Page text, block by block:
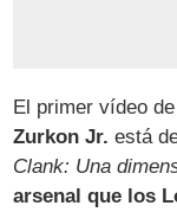
El primer vídeo
Zurkon Jr. está
Clank: Una
arsenal que los